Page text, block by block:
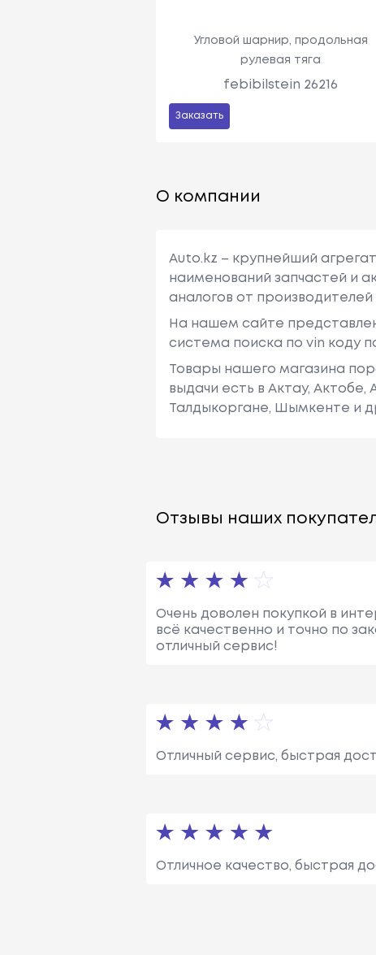
Угловой шарнир, продольная
рулевая тяга
febibilstein 26216
Заказать
О компании
Auto.kz – крупнейший
наименований запчастей и
аналогов от
На нашем сайте
система поиска по vin коду
Товары нашего магазина
выдачи есть в Актау,
Талдыкоргане, Шымкенте и
Отзывы наших
Очень доволен покупкой в
всё качественно и точно по
отличный сервис!
Отличный сервис, быстрая
Отличное качество, быстрая